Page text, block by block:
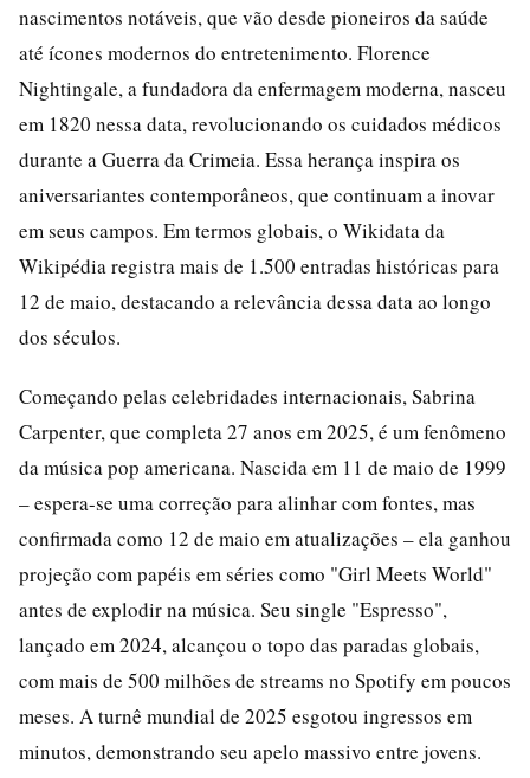
nascimentos notáveis, que vão desde pioneiros da saúde
até ícones modernos do entretenimento. Florence
Nightingale, a fundadora da enfermagem moderna, nasceu
em 1820 nessa data, revolucionando os cuidados médicos
durante a Guerra da Crimeia. Essa herança inspira os
aniversariantes contemporâneos, que continuam a inovar
em seus campos. Em termos globais, o Wikidata da
Wikipédia registra mais de 1.500 entradas históricas para
12 de maio, destacando a relevância dessa data ao longo
dos séculos.
Começando pelas celebridades internacionais, Sabrina
Carpenter, que completa 27 anos em 2025, é um fenômeno
da música pop americana. Nascida em 11 de maio de 1999
– espera-se uma correção para alinhar com fontes, mas
confirmada como 12 de maio em atualizações – ela ganhou
projeção com papéis em séries como "Girl Meets World"
antes de explodir na música. Seu single "Espresso",
lançado em 2024, alcançou o topo das paradas globais,
com mais de 500 milhões de streams no Spotify em poucos
meses. A turnê mundial de 2025 esgotou ingressos em
minutos, demonstrando seu apelo massivo entre jovens.